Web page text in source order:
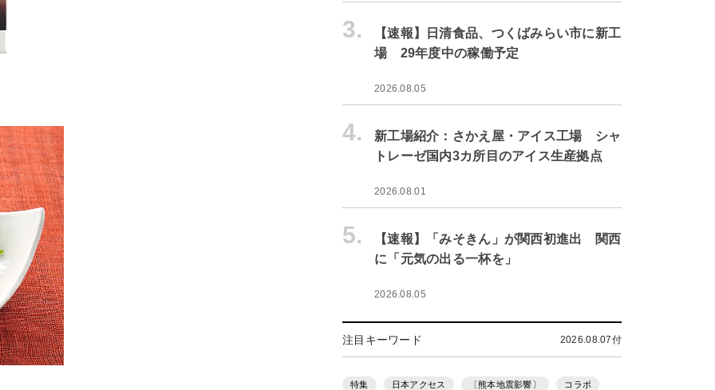
3.
【速報】日清食品、つくばみらい市に新工
場 29年度中の稼働予定
2026.08.05
4.
新工場紹介：さかえ屋・アイス工場 シャ
トレーゼ国内3カ所目のアイス生産拠点
2026.08.01
5.
【速報】「みそきん」が関西初進出 関西
に「元気の出る一杯を」
2026.08.05
注目キーワード 2026.08.07付
特集 日本アクセス 〔熊本地震影響〕 コラボ